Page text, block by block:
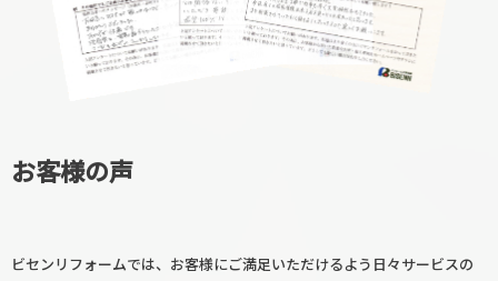
お客様の声
ビセンリフォームでは、お客様にご満足いただけるよう日々サービスの